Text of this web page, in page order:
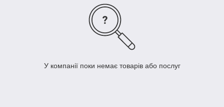
У компанії поки немає товарів або послуг